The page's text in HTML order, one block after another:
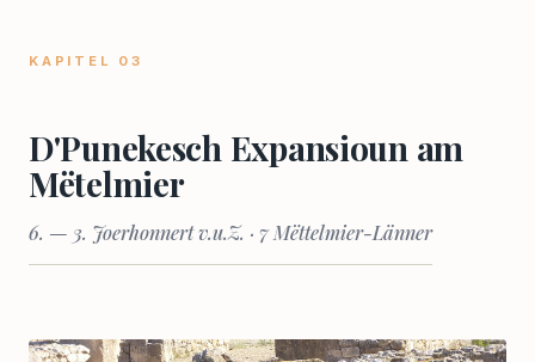
KAPITEL 03
D'Punekesch Expansioun am
Mëtelmier
6. — 3. Joerhonnert v.u.Z. · 7 Mëttelmier-Länner